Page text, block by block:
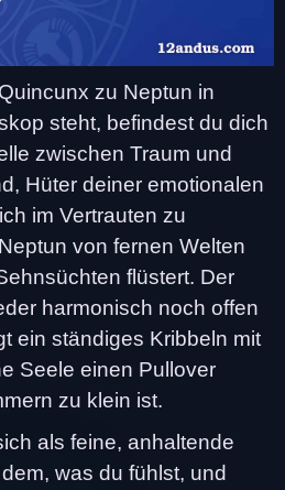
zu Neptun in
steht, befindest du dich
zwischen Traum und
Hüter deiner emotionalen
im Vertrauten zu
von fernen Welten
flüstert. Der
harmonisch noch offen
ein ständiges Kribbeln mit
Seele einen Pullover
zu klein ist.
als feine, anhaltende
was du fühlst, und